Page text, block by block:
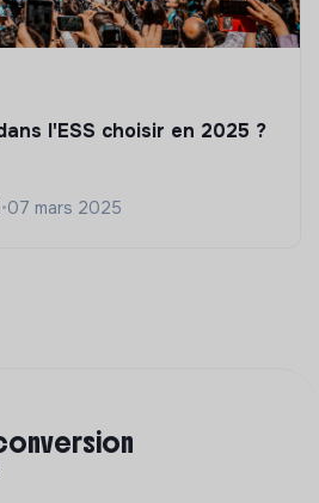
l'ESS choisir en 2025 ?
•07 mars 2025